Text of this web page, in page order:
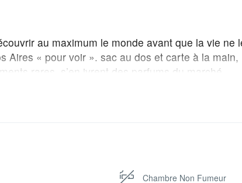
au maximum le monde avant que la vie ne
Aires « pour voir ». sac au dos et carte à la main,
rares, s’en ivrent des parfums du marché
entre deux balades et préparer la suite du
Elle est composée d’un grand lit king-size,
Chambre Non Fumeur